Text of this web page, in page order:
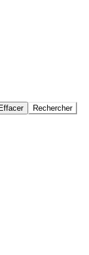
Rechercher